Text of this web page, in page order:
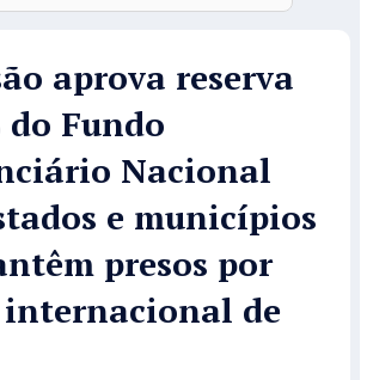
aprova reserva
do Fundo
Nacional
e municípios
presos por
de